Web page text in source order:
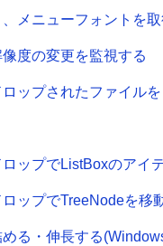
メニューフォントを
度の変更を監視する
ロップされたファイル
ロップでListBoxのアイ
ップでTreeNodeを移
る・伸長する